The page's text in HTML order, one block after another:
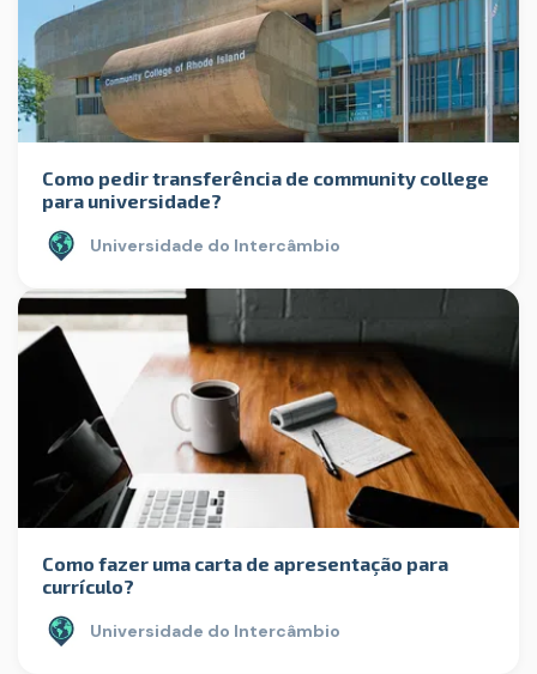
Como pedir transferência de community college
para universidade?
Universidade do Intercâmbio
Como fazer uma carta de apresentação para
currículo?
Universidade do Intercâmbio